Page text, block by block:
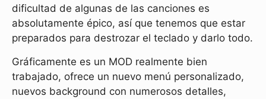
dificultad de algunas de las canciones es
absolutamente épico, así que tenemos que estar
preparados para destrozar el teclado y darlo todo.
Gráficamente es un MOD realmente bien
trabajado, ofrece un nuevo menú personalizado,
nuevos background con numerosos detalles,